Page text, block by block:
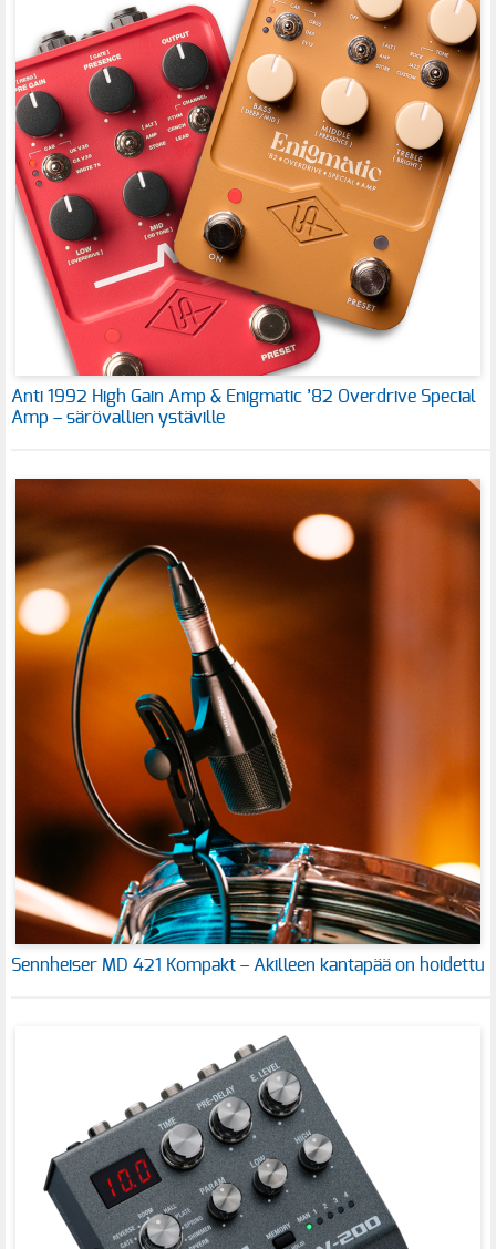
Anti 1992 High Gain Amp & Enigmatic ’82 Overdrive Special
Amp – särövallien ystäville
Sennheiser MD 421 Kompakt – Akilleen kantapää on hoidettu